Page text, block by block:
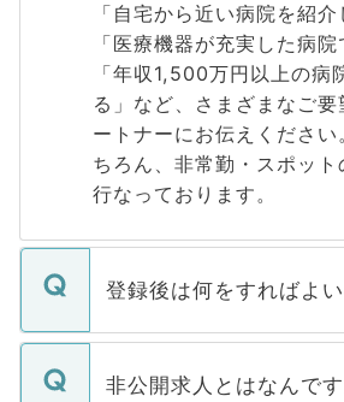
「自宅から近い病院を紹介
「医療機器が充実した病院
「年収1,500万円以上の病
る」など、さまざまなご
ートナーにお伝えください
ちろん、非常勤・スポット
行なっております。
登録後は何をすればよ
ご登録いただきましたら
登録内容を確認し、その後
非公開求人とはなんです